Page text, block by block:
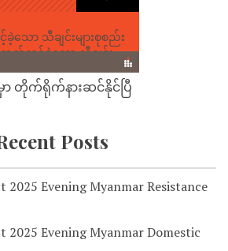
မှာ တိုက်ရိုက်နားဆင်နိုင်ပြီ
Posts
2025 Evening Myanmar Resistance
2025 Evening Myanmar Domestic